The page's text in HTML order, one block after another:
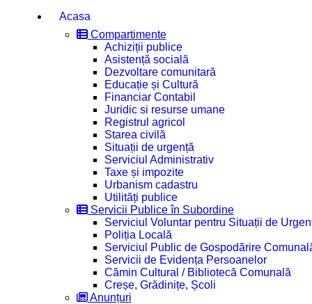
Acasa
Compartimente
Achiziții publice
Asistență socială
Dezvoltare comunitară
Educație și Cultură
Financiar Contabil
Juridic si resurse umane
Registrul agricol
Starea civilă
Situații de urgență
Serviciul Administrativ
Taxe și impozite
Urbanism cadastru
Utilități publice
Servicii Publice în Subordine
Serviciul Voluntar pentru Situații de
Poliția Locală
Serviciul Public de Gospodărire
Servicii de Evidența Persoanelor
Cămin Cultural / Bibliotecă Comunală
Creșe, Grădinițe, Școli
Anunțuri